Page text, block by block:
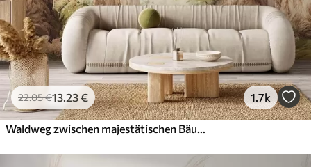
22.05€13.23€ 1.7k
Waldweg zwischen majestätischen Bäumen im Aquarellstil